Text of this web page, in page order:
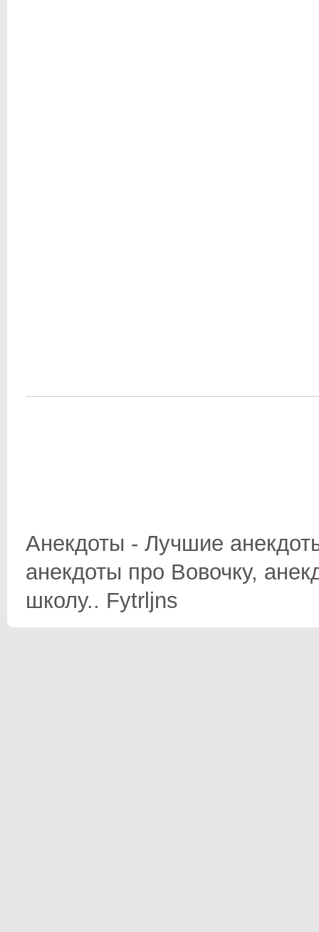
Анекдоты - Лучшие
анекдоты про Вовочку,
школу.. Fytrljns